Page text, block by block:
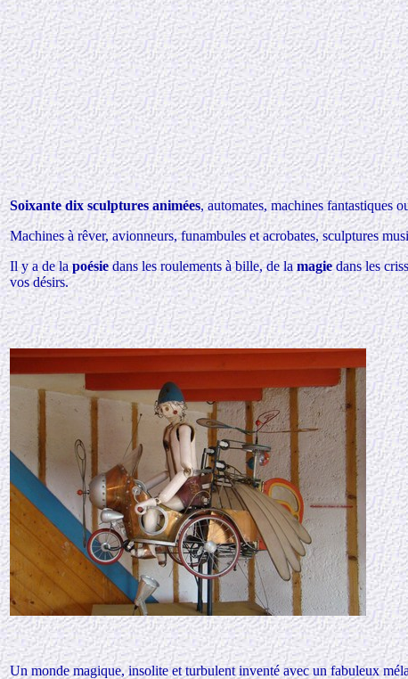
Soixante dix sculpturesanimées, automates, machines fantastiques
Machines à rêver, avionneurs, funambules et acrobates, sculptures
Il y a de la poésie dans les roulements à bille, de la magiedans les
vos désirs.
Un monde magique, insolite et turbulent inventé avec un fabuleux